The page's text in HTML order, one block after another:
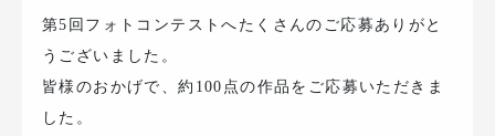
第5回フォトコンテストへたくさんのご応募ありがと
うございました。
皆様のおかげで、約100点の作品をご応募いただきま
した。